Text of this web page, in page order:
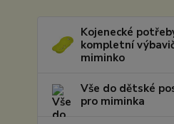
Kojenecké
kompletní
miminko
Vše do dětské
pro miminka